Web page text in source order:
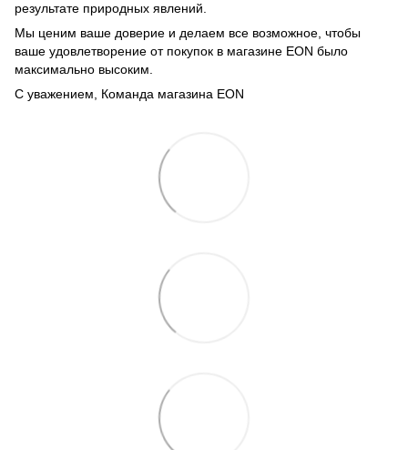
результате природных явлений.
Мы ценим ваше доверие и делаем все возможное, чтобы
ваше удовлетворение от покупок в магазине EON было
максимально высоким.
С уважением, Команда магазина EON